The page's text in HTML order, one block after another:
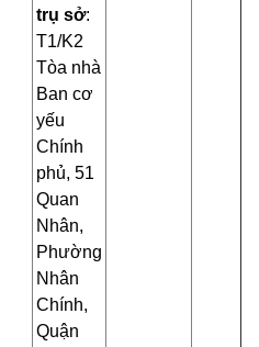
trụ sở:
T1/K2
Tòa nhà
Ban cơ
yếu
Chính
phủ, 51
Quan
Nhân,
Phường
Nhân
Chính,
Quận